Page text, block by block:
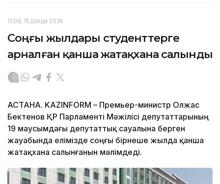
11:08, 15 Шілде 2026
Соңғы жылдары студенттерге
арналған қанша жатақхана салынды
АСТАНА. KAZINFORM – Премьер-министр Олжас
Бектенов ҚР Парламенті Мәжілісі депутаттарының
19 маусымдағы депутаттық сауалына берген
жауабында елімізде соңғы бірнеше жылда қанша
жатақхана салынғанын мәлімдеді.